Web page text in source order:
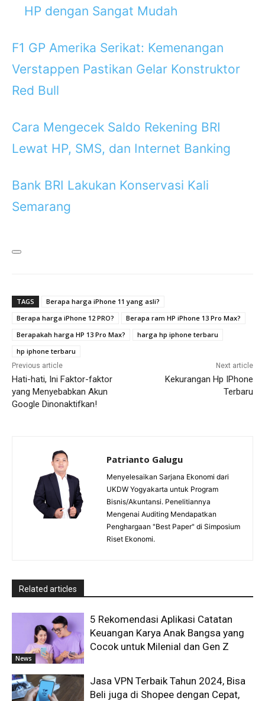
HP dengan Sangat Mudah
F1 GP Amerika Serikat: Kemenangan
Verstappen Pastikan Gelar Konstruktor
Red Bull
Cara Mengecek Saldo Rekening BRI
Lewat HP, SMS, dan Internet Banking
Bank BRI Lakukan Konservasi Kali
Semarang
TAGS
Berapa harga iPhone 11 yang asli?
Berapa harga iPhone 12 PRO?
Berapa ram HP iPhone 13 Pro Max?
Berapakah harga HP 13 Pro Max?
harga hp iphone terbaru
hp iphone terbaru
Previous article
Hati-hati, Ini Faktor-faktor
yang Menyebabkan Akun
Google Dinonaktifkan!
Next article
Kekurangan Hp IPhone
Terbaru
Patrianto Galugu
Menyelesaikan Sarjana Ekonomi dari
UKDW Yogyakarta untuk Program
Bisnis/Akuntansi. Penelitiannya
Mengenai Auditing Mendapatkan
Penghargaan "Best Paper" di Simposium
Riset Ekonomi.
Related articles
News
5 Rekomendasi Aplikasi Catatan
Keuangan Karya Anak Bangsa yang
Cocok untuk Milenial dan Gen Z
Jasa VPN Terbaik Tahun 2024, Bisa
Beli juga di Shopee dengan Cepat,